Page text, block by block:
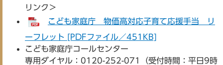
リンク＞
こども家庭庁 物価高対応子育て応援手当 リ
ーフレット [PDFファイル／451KB]
こども家庭庁コールセンター
専用ダイヤル：0120-252-071（受付時間：平日9時